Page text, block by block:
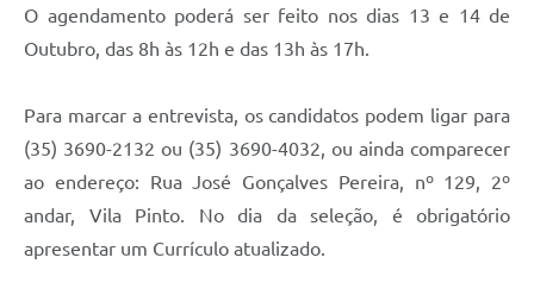
O agendamento poderá ser feito nos dias 13 e 14 de
Outubro, das 8h às 12h e das 13h às 17h.
Para marcar a entrevista, os candidatos podem ligar para
(35) 3690-2132 ou (35) 3690-4032, ou ainda comparecer
ao endereço: Rua José Gonçalves Pereira, nº 129, 2º
andar, Vila Pinto. No dia da seleção, é obrigatório
apresentar um Currículo atualizado.